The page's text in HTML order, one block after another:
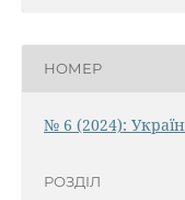
НОМЕР
№ 6 (2024):
РОЗДІЛ